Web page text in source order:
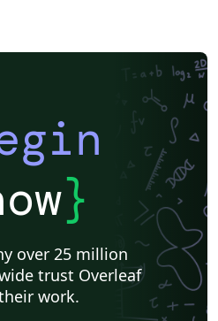
}
over 25 million
trust Overleaf
work.